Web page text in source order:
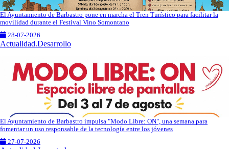
El Ayuntamiento de Barbastro pone en marcha el Tren Turístico para facilitar la
movilidad durante el Festival Vino Somontano
28-07-2026
Actualidad.Desarrollo
El Ayuntamiento de Barbastro impulsa "Modo Libre: ON", una semana para
fomentar un uso responsable de la tecnología entre los jóvenes
27-07-2026